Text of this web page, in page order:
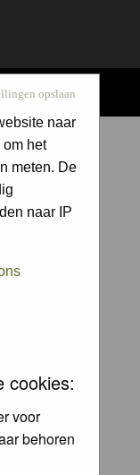
opslaan
naar
om het
meten. De
naar IP
cookies:
voor
behoren
and